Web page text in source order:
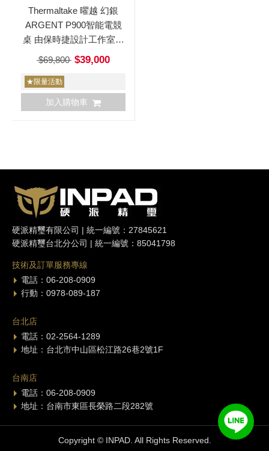
Thermaltake 曜越 幻銀
ARGENT P900智能電競
桌 由保時捷設計工作室設
計 Design by Studio F. A.
$69,800 $39,000
★限量活動
加入購物車
硬派精璽有限公司 | 統一編號：27845621
硬派精璽台北分公司 | 統一編號：85041798
技術及訂單服務專線
電話：06-208-0909
行動：0978-089-187
台北店
電話：02-2564-1289
地址：台北市中山區松江路26巷2號1F
台南店
電話：06-208-0909
地址：台南市東區長榮路二段282號
Copyright © INPAD. All Rights Reserved.